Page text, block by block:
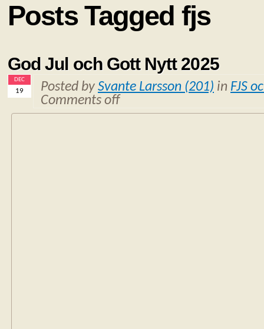
Posts Tagged fjs
God Jul och Gott Nytt 2025
DEC
19 Posted by Svante Larsson (201) in FJS
Comments off